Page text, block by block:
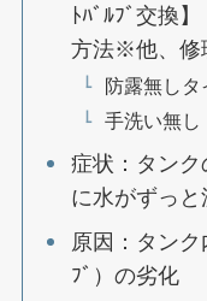
ﾄﾊﾞﾙﾌﾞ交換
方法※他、修
防露無し
手洗い無
症状：タン
に水がずっと
原因：タンク
ﾌﾞ）の劣化